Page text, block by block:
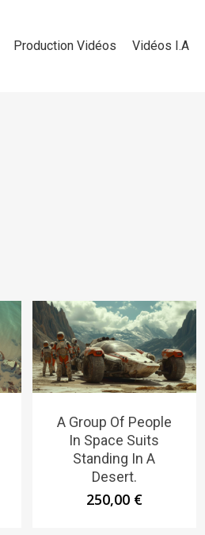
Production Vidéos Vidéos I.A
A Group Of People
In Space Suits
Standing In A
Desert.
250,00 €